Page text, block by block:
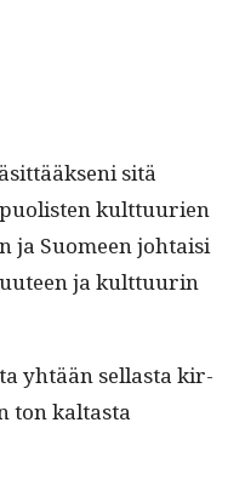
sitä
kult­tuurien
ja Suomeen johtaisi
ja kult­tuurin
yhtään sel­l­as­ta kir­
ton kaltas­ta